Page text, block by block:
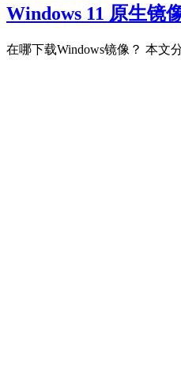
Windows 11 原生镜
在哪下载Windows镜像？ 本文